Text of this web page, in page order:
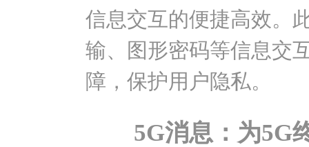
信息交互的便捷高效。
输、图形密码等信息交
障，保护用户隐私。
5G消息：为5G